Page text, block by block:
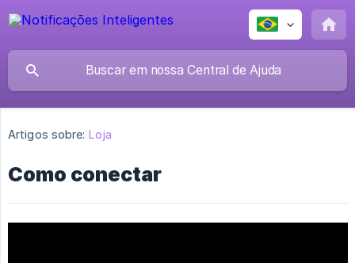
Artigos sobre: Loja
Como conectar